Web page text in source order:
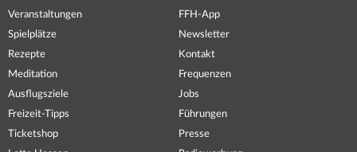
Veranstaltungen
Spielplätze
Rezepte
Meditation
Ausflugsziele
Freizeit-Tipps
Ticketshop
FFH-App
Newsletter
Kontakt
Frequenzen
Jobs
Führungen
Presse